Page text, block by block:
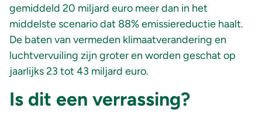
gemiddeld 20 miljard euro meer dan in het
middelste scenario dat 88% emissiereductie haalt.
De baten van vermeden klimaatverandering en
luchtvervuiling zijn groter en worden geschat op
jaarlijks 23 tot 43 miljard euro.
Is dit een verrassing?